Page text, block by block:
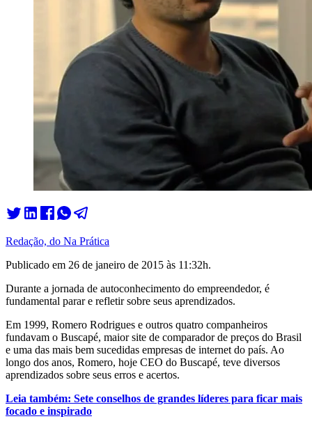
Redação, do Na Prática
Publicado em 26 de janeiro de 2015 às 11:32h.
Durante a jornada de autoconhecimento do empreendedor, é
fundamental parar e refletir sobre seus aprendizados.
Em 1999, Romero Rodrigues e outros quatro companheiros
fundavam o Buscapé, maior site de comparador de preços do Brasil
e uma das mais bem sucedidas empresas de internet do país. Ao
longo dos anos, Romero, hoje CEO do Buscapé, teve diversos
aprendizados sobre seus erros e acertos.
Leia também: Sete conselhos de grandes líderes para ficar mais
focado e inspirado